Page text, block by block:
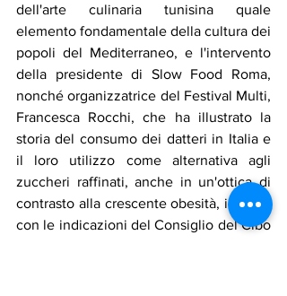
dell'arte culinaria tunisina quale
elemento fondamentale della cultura dei
popoli del Mediterraneo, e l'intervento
della presidente di Slow Food Roma,
nonché organizzatrice del Festival Multi,
Francesca Rocchi, che ha illustrato la
storia del consumo dei datteri in Italia e
il loro utilizzo come alternativa agli
zuccheri raffinati, anche in un'ottica di
contrasto alla crescente obesità, in linea
con le indicazioni del Consiglio del Cibo